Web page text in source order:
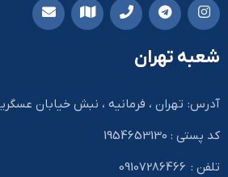
شعبه تهران
آدرس: تهران ، فرمانیه ، نبش خیابان
کد پستی : 1954653130
تلفن : 09107286466